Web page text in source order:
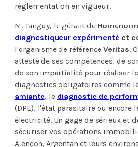
réglementation en vigueur.
M. Tanguy, le gérant de Homenorm
diagnostiqueur expérimenté et
l'organisme de référence Veritas.
atteste de ses compétences, de
de son impartialité pour réaliser
diagnostics obligatoires comme
amiante, le diagnostic de
(DPE), l'état parasitaire ou encore
électricité. Un gage de sérieux et
sécuriser vos opérations
Alençon, Argentan et leurs